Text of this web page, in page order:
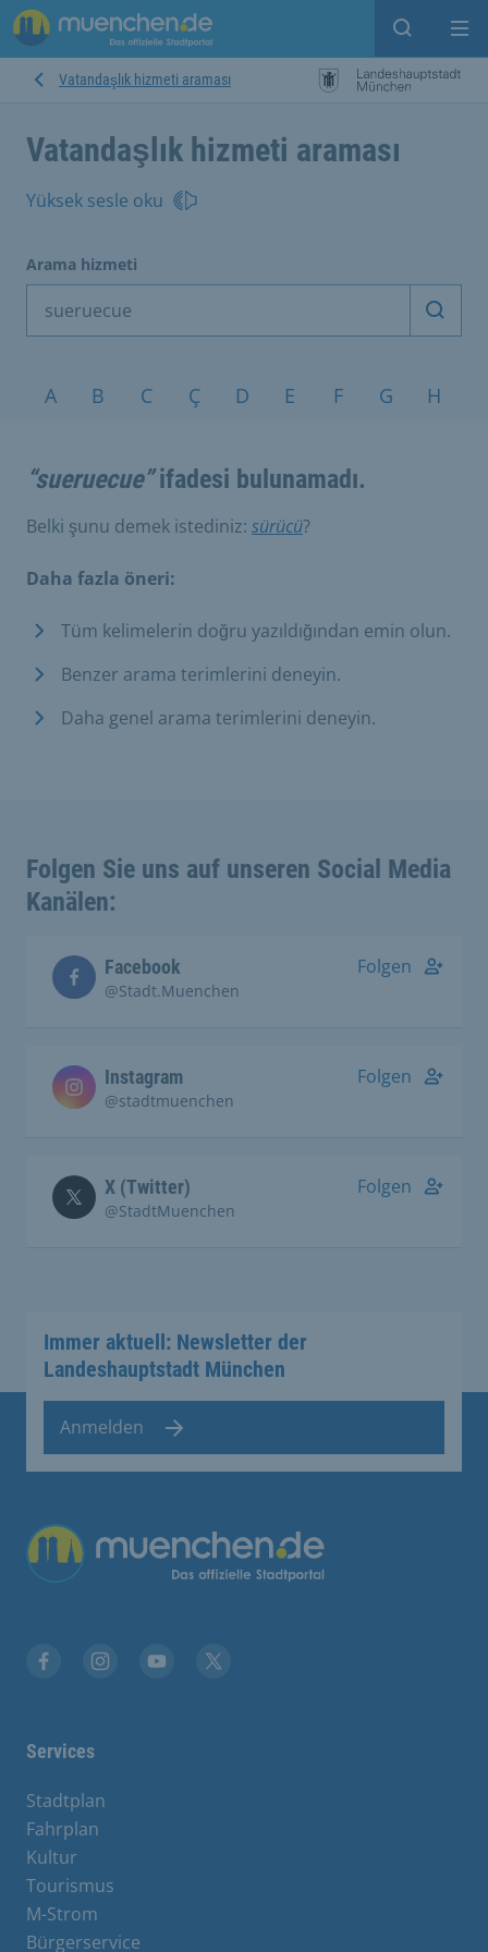
Open
Vatandaşlık hizmeti araması
Vatandaşlık hizmeti araması
Yüksek sesle oku
Arama hizmeti
Konular A-Z
A B C Ç D E F G H
“sueruecue”ifadesi bulunamadı.
Belki şunu demek istediniz: sürücü?
Daha fazla öneri:
Tüm kelimelerin doğru yazıldığından emin olun.
Benzer arama terimlerini deneyin.
Daha genel arama terimlerini deneyin.
Folgen Sie uns auf unseren Social Media
Kanälen:
Facebook
@Stadt.Muenchen
Folgen
Instagram
@stadtmuenchen
Folgen
X (Twitter)
@StadtMuenchen
Folgen
Immer aktuell: Newsletter der
Landeshauptstadt München
Anmelden
Übergreifende Links
Services
Stadtplan
Fahrplan
Kultur
Tourismus
M-Strom
Bürgerservice